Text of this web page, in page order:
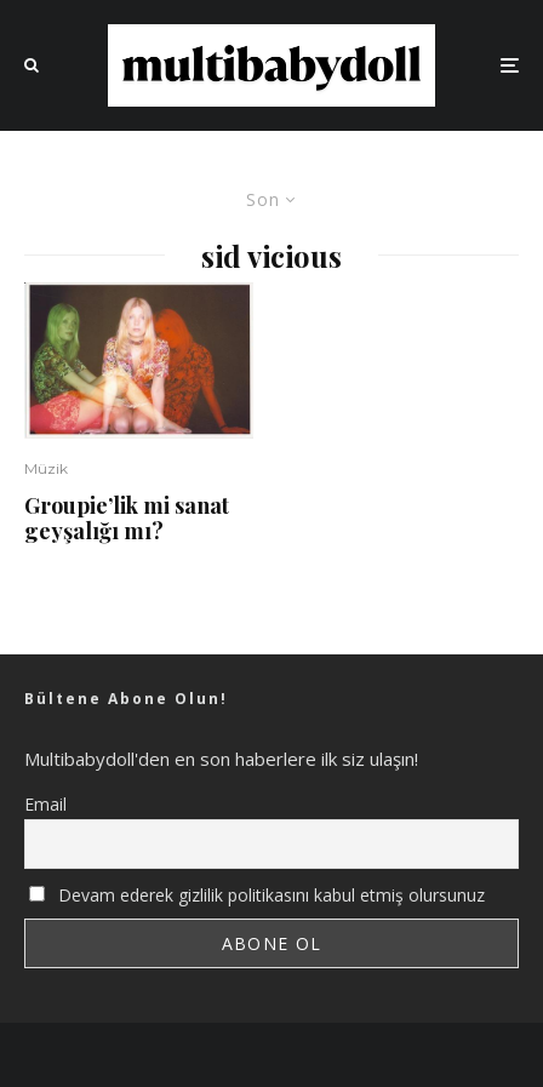
Son
sid vicious
Müzik
Groupie’lik mi sanat
geyşalığı mı?
Bültene Abone Olun!
Multibabydoll'den en son haberlere ilk siz ulaşın!
Email
Devam ederek gizlilik politikasını kabul etmiş olursunuz